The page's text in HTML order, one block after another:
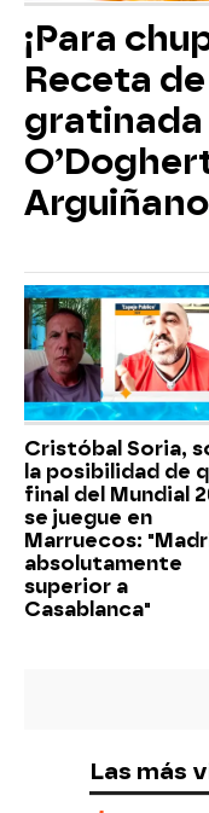
¡Para
Receta
gratinada
Arguiñano
Cristóbal Soria,
la posibilidad de
final del Mundial
se juegue en
Marruecos:
absolutamente
superior a
Casablanca"
Las más